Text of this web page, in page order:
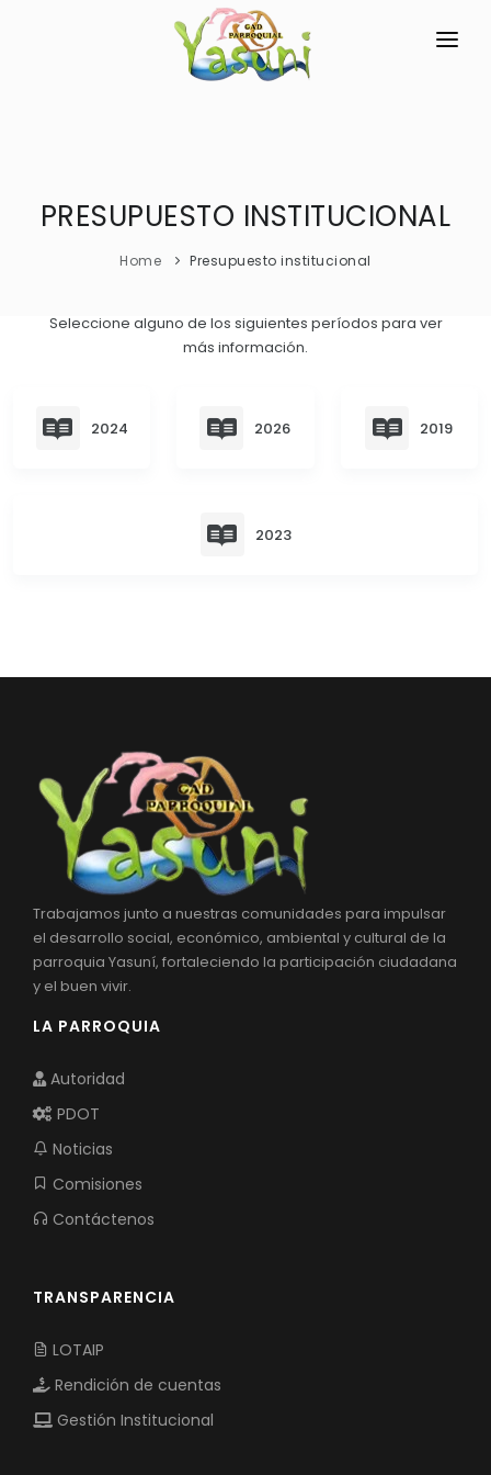
RESEÑA HISTÓRICA
Historia Antigua
GEOGRAFÍA
GAD
TRANSPARENCIA
GESTIÓN INSTITUCIONAL
Sesiones Extraordinarias
Plan Operativo Anual - POA
PRESUPUESTO: EJECUCIÓN Y REPORTES
Cédulas presupuestarias y balances
Procesos de contratación
Ejecución Presupuestaria
Obras y proyectos
MECANISMOS DE PARTICIPACIÓN
CIUDADANÍA ACTIVA
PRESUPUESTO INSTITUCIONAL
Home Presupuesto institucional
Seleccione alguno de los siguientes períodos para ver
más información.
2024 2026 2019
2023
Trabajamos junto a nuestras comunidades para impulsar
el desarrollo social, económico, ambiental y cultural de la
parroquia Yasuní, fortaleciendo la participación ciudadana
y el buen vivir.
LA PARROQUIA
Autoridad
PDOT
Noticias
Comisiones
Contáctenos
TRANSPARENCIA
LOTAIP
Rendición de cuentas
Gestión Institucional